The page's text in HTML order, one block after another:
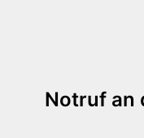
Notruf an